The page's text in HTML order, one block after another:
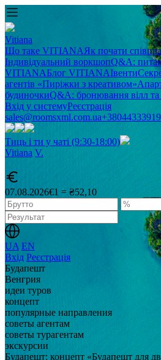
Vitiana
Що таке VITIANAЯк почати
Індивідуальний воркшопQ&A:
VITIANAБлог VITIANAІвенти
агентів «Пиріжки з креативом»
будиночкиQ&A: бронювання вілл та
Вхід у системуРеєстрація
sales@roomsxml.com.ua
Тиць і ти у чаті (9:30-18:00)
Vitiana V.
07.08.2026€1 = ₴52,10
UA EN
Вхід Реєстрація
Будапешт
Венгрия
идеи туров
концепт
популярные направления
советы агентам
советы турагентам
экскурсии
Будапешт: концепт «Будапешт для